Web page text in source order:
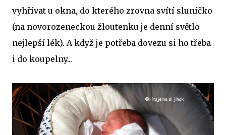
vyhřívat u okna, do kterého zrovna svítí sluníčko
(na novorozeneckou žloutenku je denní světlo
nejlepší lék). A když je potřeba dovezu si ho třeba
i do koupelny...